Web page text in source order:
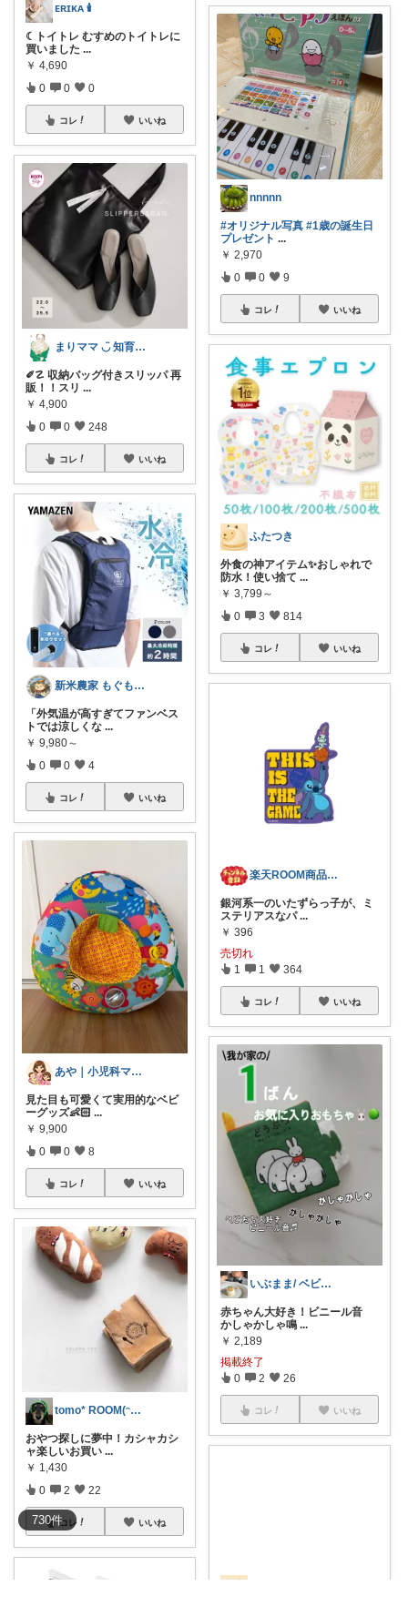
730件
ᴇʀɪᴋᴀ 🕯
☾トイトレ むすめのトイトレに
買いました ...
￥ 4,690
0 0 0
コレ いいね
まりママ ◡̈ 知育・本・北欧
✐☡ 収納バッグ付きスリッパ 再
販！！スリ ...
￥ 4,900
0 0 248
コレ いいね
新米農家 もぐもぐ のイチオシ
「外気温が高すぎてファンベス
トでは涼しくな ...
￥ 9,980～
0 0 4
コレ いいね
あや｜小児科ママナース
見た目も可愛くて実用的なベビ
ーグッズ👶🏻 ...
￥ 9,900
0 0 8
コレ いいね
tomo* ROOM(ᵔᴥᵔ)♪
おやつ探しに夢中！カシャカシ
ャ楽しいお買い ...
￥ 1,430
0 2 22
コレ いいね
nnnnn
#オリジナル写真 #1歳の誕生日
プレゼント ...
￥ 2,970
0 0 9
コレ いいね
ふたつき
外食の神アイテム✨おしゃれで
防水！使い捨て ...
￥ 3,799～
0 3 814
コレ いいね
楽天ROOM商品紹介
銀河系一のいたずらっ子が、ミ
ステリアスなパ ...
￥ 396
売切れ
1 1 364
コレ いいね
いぶまま/ ベビー・ママグッズ
赤ちゃん大好き！ビニール音
かしゃかしゃ鳴 ...
￥ 2,189
掲載終了
0 2 26
コレ いいね